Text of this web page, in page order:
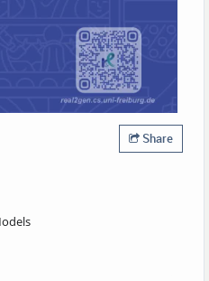
Share